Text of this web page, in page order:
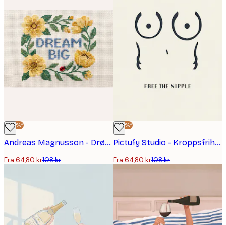
-40%*
Andreas Magnusson - Drøm Stort Blomsterkrans Plakat
Fra 64,80 kr108 kr
-40%*
Pictufy Studio - Kroppsfrihet Illustrasjon Plakat
Fra 64,80 kr108 kr